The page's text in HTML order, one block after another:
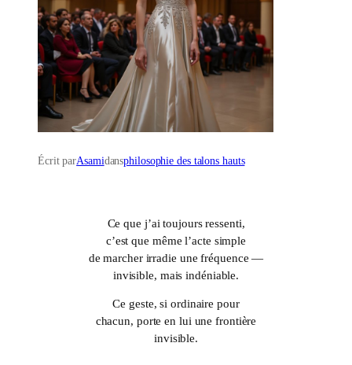
Écrit parAsamidansphilosophie des talons hauts
Ce que j’ai toujours ressenti,
c’est que même l’acte simple
de marcher irradie une fréquence —
invisible, mais indéniable.
Ce geste, si ordinaire pour
chacun, porte en lui une frontière
invisible.